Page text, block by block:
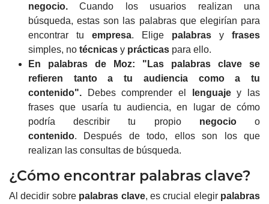
negocio.Cuando los usuarios realizan una
búsqueda, estas son las palabras que elegirían para
encontrar tu empresa. Elige palabras y frases
simples, no técnicas y prácticas para ello.
En palabras de
Moz: "Las palabras clave se
refieren tanto a tu audiencia como a tu
contenido".
Debes comprender el lenguajey las
frases que usaría tu audiencia, en lugar de cómo
podría describir tu propio negocioo
contenido. Después de todo, ellos son los que
realizan las consultas de búsqueda.
¿Cómo encontrar palabras clave?
Al decidir sobre palabras clave, es crucial elegir palabras